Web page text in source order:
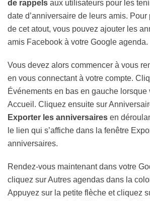
de rappels aux utilisateurs pour les
date d’anniversaire de leurs amis.
de cet atout, vous pouvez ajouter les
amis Facebook à votre Google agenda.
Vous devez alors commencer à vous
en vous connectant à votre compte.
Événements en bas en gauche lorsque
Accueil. Cliquez ensuite sur
Exporter les anniversaires en
le lien qui s’affiche dans la fenêtre
anniversaires.
Rendez-vous maintenant dans votre
cliquez sur Autres agendas dans la
Appuyez sur la petite flèche et cliquez